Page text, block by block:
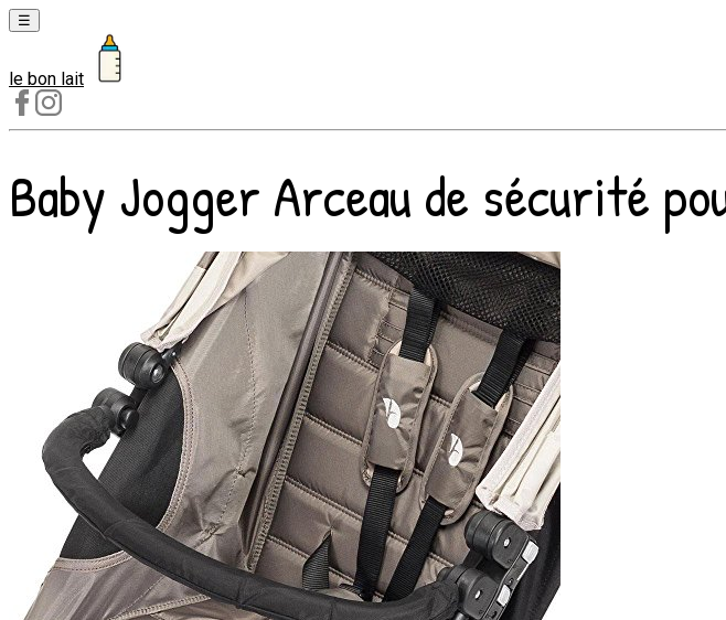
☰
Laits
1er
âge
Laits
2e
le bon lait
Baby Jogger Arceau de sécurité